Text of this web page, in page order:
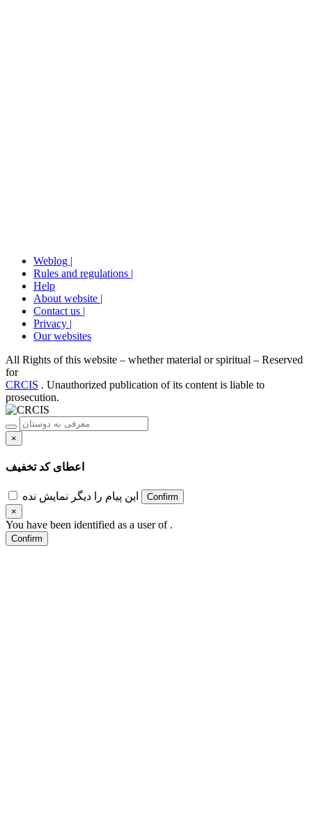
Weblog |
Rules and regulations |
Help
About website |
Contact us |
Privacy |
Our websites
All Rights of this website – whether material or spiritual – Reserved
for
CRCIS . Unauthorized publication of its content is liable to
prosecution.
×
اعطای کد تخفیف
این پیام را دیگر نمایش نده
Confirm
×
You have been identified as a user of .
Confirm